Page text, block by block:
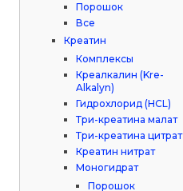
Порошок
Все
Креатин
Комплексы
Креалкалин (Kre-
Alkalyn)
Гидрохлорид (HCL)
Три-креатина малат
Три-креатина цитрат
Креатин нитрат
Моногидрат
Порошок